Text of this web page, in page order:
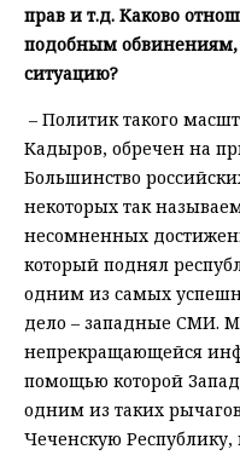
прав и т.д. Каково
подобным обвинениям,
ситуацию?
– Политик такого
Кадыров, обречен на
Большинство
некоторых так
несомненных
который поднял
одним из самых
дело – западные СМИ.
непрекращающейся
помощью которой
одним из таких
Чеченскую